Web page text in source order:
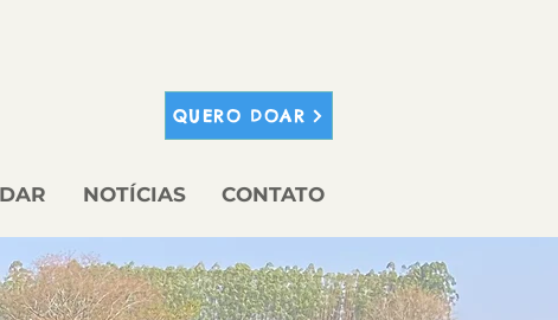
QUERO DOAR
NOTÍCIAS CONTATO